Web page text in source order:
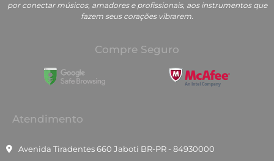
por conectar músicos, amadores e profissionais, aos instrumentos que
fazem seus corações vibrarem.
Compre Seguro
Atendimento
Avenida Tiradentes 660 Jaboti BR-PR - 84930000